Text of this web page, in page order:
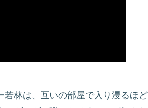
林は、互いの部屋で入り浸るほど